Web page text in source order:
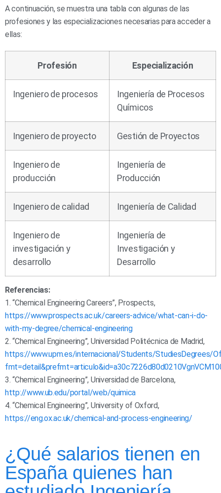
A continuación, se muestra una tabla con algunas de las
profesiones y las especializaciones necesarias para acceder a
ellas:
Profesión Especialización
Ingeniero de procesos
Ingeniería de Procesos
Químicos
Ingeniero de proyecto Gestión de Proyectos
Ingeniero de
producción
Ingeniería de
Producción
Ingeniero de calidad Ingeniería de Calidad
Ingeniero de
investigación y
desarrollo
Ingeniería de
Investigación y
Desarrollo
Referencias:
1. “Chemical Engineering Careers”, Prospects,
https://www.prospects.ac.uk/careers-advice/what-can-i-do-
with-my-degree/chemical-engineering
2. “Chemical Engineering”, Universidad Politécnica de Madrid,
https://www.upm.es/internacional/Students/StudiesDegrees/
3. “Chemical Engineering”, Universidad de Barcelona,
http://www.ub.edu/portal/web/quimica
4. “Chemical Engineering”, University of Oxford,
https://eng.ox.ac.uk/chemical-and-process-engineering/
¿Qué salarios tienen en
España quienes han